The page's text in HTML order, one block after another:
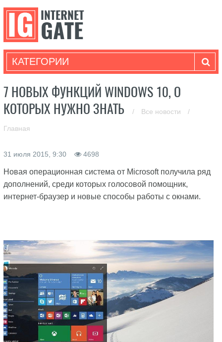
КАТЕГОРИИ
7 НОВЫХ ФУНКЦИЙ WINDOWS 10, О
КОТОРЫХ НУЖНО ЗНАТЬ
/ Все новости /
Главная
31 июля 2015, 9:30 4698
Новая операционная система от Microsoft получила ряд
дополнений, среди которых голосовой помощник,
интернет-браузер и новые способы работы с окнами.